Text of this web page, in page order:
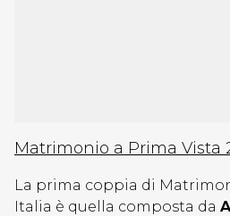
Matrimonio a Prima Vista
La prima coppia di
Italia è quella composta da